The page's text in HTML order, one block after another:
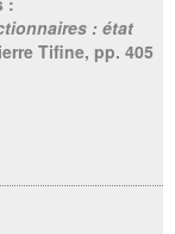
: état
Tifine, pp. 405